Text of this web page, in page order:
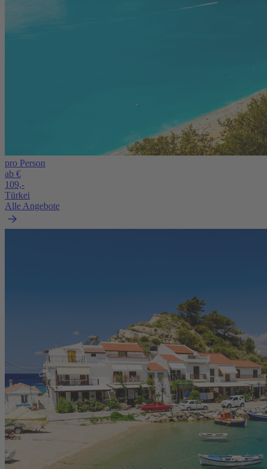
pro Person
ab €
109,-
Türkei
Alle Angebote